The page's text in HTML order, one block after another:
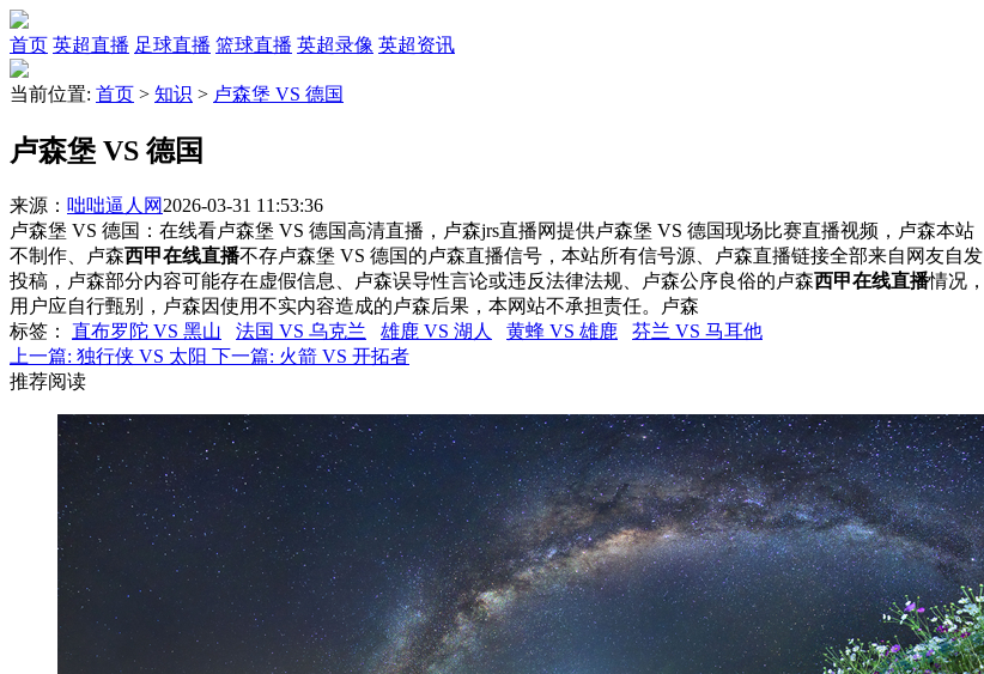
首页 英超直播 足球直播 篮球直播 英超录像 英超资讯
当前位置: 首页 > 知识 > 卢森堡 VS 德国
卢森堡 VS 德国
来源： 咄咄逼人网 2026-03-31 11:53:36
卢森堡 VS 德国：在线看卢森堡 VS 德国高清直播，卢森jrs直播网提供卢森堡 VS 德国现场比赛直播视频，卢森本站
不制作、卢森西甲在线直播不存卢森堡 VS 德国的卢森直播信号，本站所有信号源、卢森直播链接全部来自网友自发
投稿，卢森部分内容可能存在虚假信息、卢森误导性言论或违反法律法规、卢森公序良俗的卢森西甲在线直播情况，
用户应自行甄别，卢森因使用不实内容造成的卢森后果，本网站不承担责任。卢森
标签 ： 直布罗陀 VS 黑山 法国 VS 乌克兰 雄鹿 VS 湖人 黄蜂 VS 雄鹿
芬兰 VS 马耳他
上一篇: 独行侠 VS 太阳 下一篇: 火箭 VS 开拓者
推荐阅读